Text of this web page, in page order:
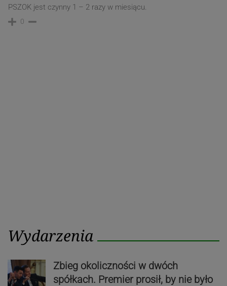
PSZOK jest czynny 1 – 2 razy w miesiącu.
0
Wydarzenia
Zbieg okoliczności w dwóch
spółkach. Premier prosił, by nie było